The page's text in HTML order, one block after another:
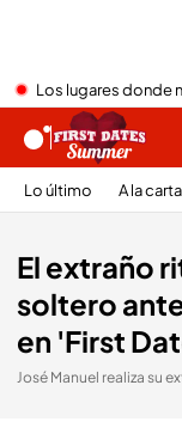
Los lugares donde
Lo último A la carta
El extraño
soltero
en 'First
José Manuel realiza su